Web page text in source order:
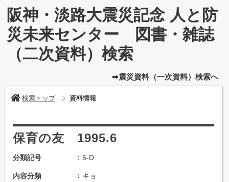
阪神・淡路大震災記念 人と防
災未来センター 図書・雑誌
（二次資料）検索
➡震災資料（一次資料）検索へ
検索トップ 資料情報
保育の友 1995.6
分類記号 5-D
内容分類 キョ